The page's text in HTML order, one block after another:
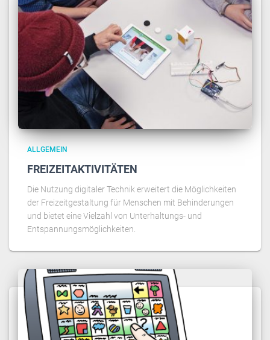
ALLGEMEIN
FREIZEITAKTIVITÄTEN
Die Nutzung digitaler Technik erweitert die Möglichkeiten
der Freizeitgestaltung für Menschen mit Behinderungen
und bietet eine Vielzahl von Unterhaltungs- und
Entspannungsmöglichkeiten.